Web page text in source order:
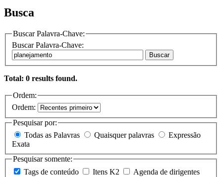
Busca
Buscar Palavra-Chave:
Buscar Palavra-Chave:
Buscar
Total: 0 results found.
Ordem:
Ordem:
Pesquisar por:
Todas as Palavras
Quaisquer palavras
Exata
Pesquisar somente:
Tags de conteúdo
Itens K2
Agenda de dirigentes